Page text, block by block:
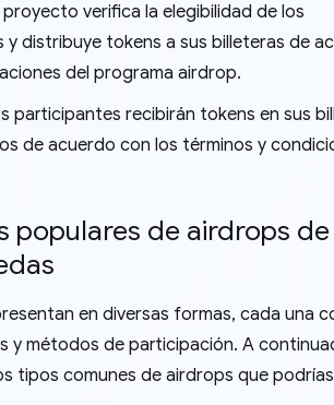
proyecto verifica la elegibilidad de los
y distribuye tokens a sus billeteras de
del programa airdrop.
participantes recibirán tokens en sus
de acuerdo con los términos y
populares de airdrops de
en diversas formas, cada una
y métodos de participación. A
tipos comunes de airdrops que podrías